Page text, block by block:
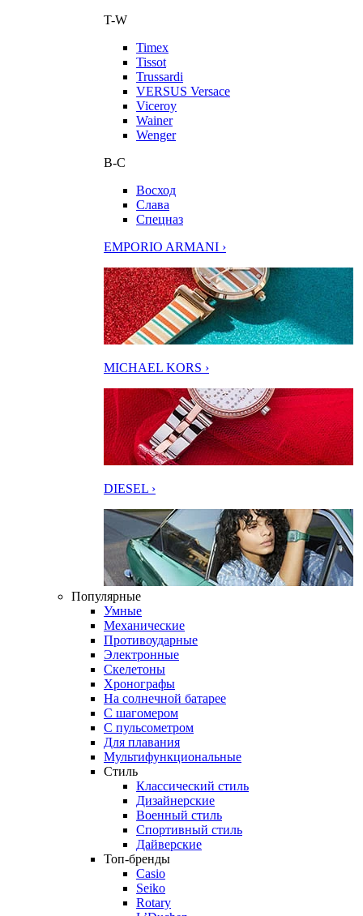
T-W
Timex
Tissot
Trussardi
VERSUS Versace
Viceroy
Wainer
Wenger
В-С
Восход
Слава
Спецназ
EMPORIO ARMANI ›
MICHAEL KORS ›
DIESEL ›
Популярные
Умные
Механические
Противоударные
Электронные
Скелетоны
Хронографы
На солнечной батарее
С шагомером
С пульсометром
Для плавания
Мультифункциональные
Стиль
Классический стиль
Дизайнерские
Военный стиль
Спортивный стиль
Дайверские
Топ-бренды
Casio
Seiko
Rotary